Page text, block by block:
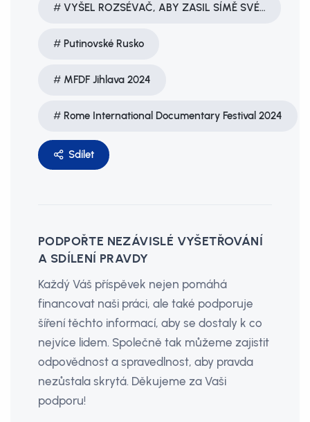
VYŠEL ROZSÉVAČ, ABY ZASIL SÍMĚ SVÉ…
Putinovské Rusko
MFDF Jihlava 2024
Rome International Documentary Festival 2024
Sdílet
PODPOŘTE NEZÁVISLÉ VYŠETŘOVÁNÍ
A SDÍLENÍ PRAVDY
Každý Váš příspěvek nejen pomáhá
financovat naši práci, ale také podporuje
šíření těchto informací, aby se dostaly k co
nejvíce lidem. Společně tak můžeme zajistit
odpovědnost a spravedlnost, aby pravda
nezůstala skrytá. Děkujeme za Vaši
podporu!